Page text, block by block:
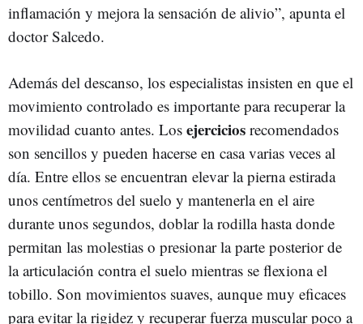
inflamación y mejora la sensación de alivio”, apunta el
doctor Salcedo.
Además del descanso, los especialistas insisten en que el
movimiento controlado es importante para recuperar la
movilidad cuanto antes. Los ejercicios recomendados
son sencillos y pueden hacerse en casa varias veces al
día. Entre ellos se encuentran elevar la pierna estirada
unos centímetros del suelo y mantenerla en el aire
durante unos segundos, doblar la rodilla hasta donde
permitan las molestias o presionar la parte posterior de
la articulación contra el suelo mientras se flexiona el
tobillo. Son movimientos suaves, aunque muy eficaces
para evitar la rigidez y recuperar fuerza muscular poco a